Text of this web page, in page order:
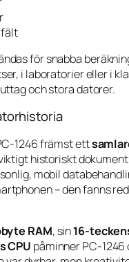
för snabba
i laboratorier eller i
och stora datorer.
1246 främst ett
historiskt
mobil
– den fanns
RAM, sin16-
CPU påminner PC-1246